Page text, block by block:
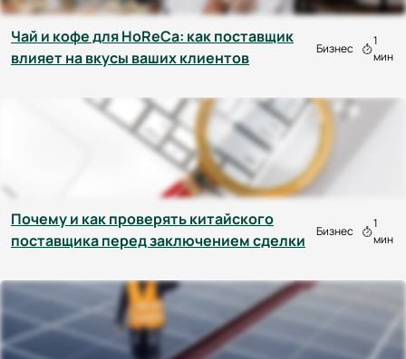
Чай и кофе для HoReCa: как поставщик
влияет на вкусы ваших клиентов
Бизнес
1
мин
Почему и как проверять китайского
поставщика перед заключением сделки
Бизнес
1
мин